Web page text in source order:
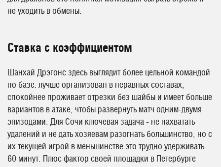
не уходить в обмены.
Ставка с коэффициентом
Шанхай Дрэгонс здесь выглядит более цельной командой
по базе: лучше организован в неравных составах,
спокойнее проживает отрезки без шайбы и имеет больше
вариантов в атаке, чтобы развернуть матч одним-двумя
эпизодами. Для Сочи ключевая задача - не нахватать
удалений и не дать хозяевам разогнать большинство, но с
их текущей игрой в меньшинстве это трудно удерживать
60 минут. Плюс фактор своей площадки в Петербурге